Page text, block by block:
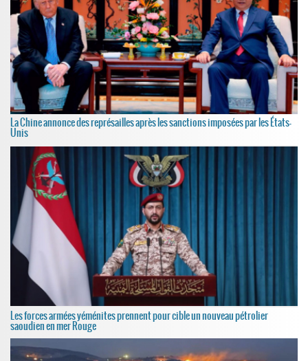
La Chine annonce des représailles après les sanctions imposées par les États-
Unis
Les forces armées yéménites prennent pour cible un nouveau pétrolier
saoudien en mer Rouge